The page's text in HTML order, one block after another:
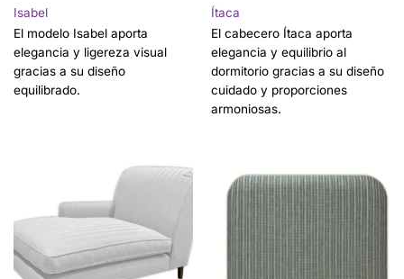
Isabel
El modelo Isabel aporta
elegancia y ligereza visual
gracias a su diseño
equilibrado.
Ítaca
El cabecero Ítaca aporta
elegancia y equilibrio al
dormitorio gracias a su diseño
cuidado y proporciones
armoniosas.